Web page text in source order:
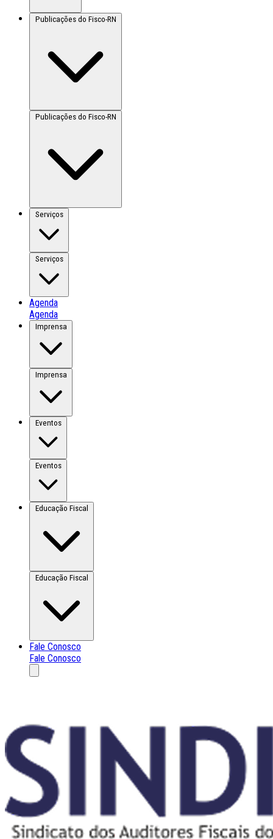
Publicações do Fisco-RN
Publicações do Fisco-RN
Serviços
Serviços
Agenda
Agenda
Imprensa
Imprensa
Eventos
Eventos
Educação Fiscal
Educação Fiscal
Fale Conosco
Fale Conosco